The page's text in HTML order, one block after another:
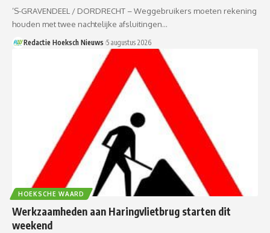
’S-GRAVENDEEL / DORDRECHT – Weggebruikers moeten rekening
houden met twee nachtelijke afsluitingen…
Redactie Hoeksch Nieuws 5 augustus 2026
HOEKSCHE WAARD
Werkzaamheden aan Haringvlietbrug starten dit
weekend